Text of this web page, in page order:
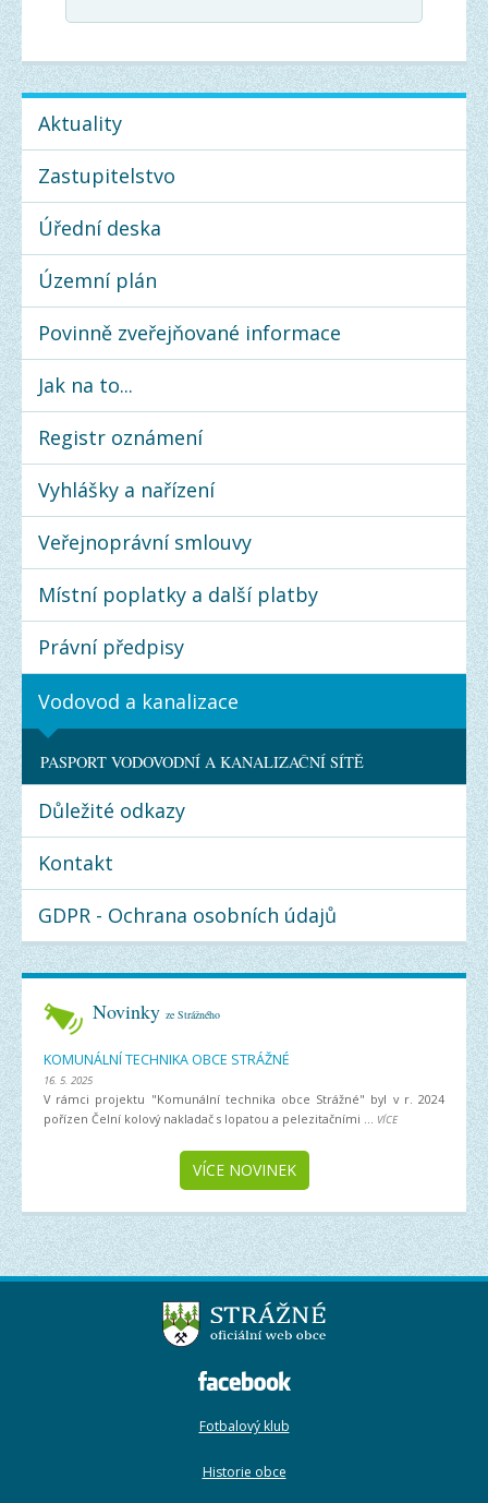
Aktuality
Zastupitelstvo
Úřední deska
Územní plán
Povinně zveřejňované informace
Jak na to...
Registr oznámení
Vyhlášky a nařízení
Veřejnoprávní smlouvy
Místní poplatky a další platby
Právní předpisy
Vodovod a kanalizace
PASPORT VODOVODNÍ A KANALIZAČNÍ SÍTĚ
Důležité odkazy
Kontakt
GDPR - Ochrana osobních údajů
Novinky ze Strážného
KOMUNÁLNÍ TECHNIKA OBCE STRÁŽNÉ
16. 5. 2025
V rámci projektu "Komunální technika obce Strážné" byl v r. 2024
pořízen Čelní kolový nakladač s lopatou a pelezitačními ...
VÍCE
VÍCE NOVINEK
Fotbalový klub
Historie obce